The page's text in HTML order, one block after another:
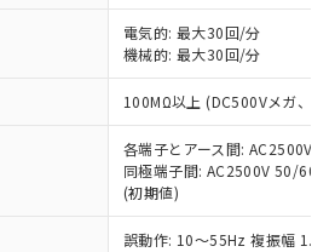
電気的: 最大30回/分
機械的: 最大30回/分
100MΩ以上 (DC500Vメガ、点
各端子とアース間: AC2500V
同極端子間: AC2500V 50/
(初期値)
誤動作: 10～55Hz 複振幅
および標準価格照会結果は、
いる更新日時点での社内デー
き作成されるものであり、閲
時点での実際の在庫および標
は異なる場合があることをご
期状況および標準価格はお客
引先、またはお客様担当のオ
御機器販売店・当社販売員に
ることがあります。
下、 水銀(Hg) 1000ppm以下、 カド
1000ppm以下、ポリ臭化ビフェニル
以下、ポリ臭化ジフェニルエーテル類
下、フタル酸ビス(2-エチルヘキシ
DOP) 1000ppm以下、フタル酸ブチ
） 1000ppm以下、フタル酸ジブチル
以下、フタル酸ジイソブチル
産業用監視および制御機器に対する
。
の基準値 (GB/T26572)：
Hg(水銀) : 1000ppm、 Cd(カドミウ
: 1000ppm、 PBBs(ポリ臭化ビフェ
、 PBDEs(ポリ臭化ジフェニルエーテ
チル) : 1000ppm、 DIBP(フタル酸ジ
、 BBP(フタル酸ブチルベンジ
ス(2-エチルヘキシル)) : 1000ppm
び外国貿易法に定める商品
規制貨物等」という）を輸出
外への提供する場合は、日本
輸出許可(または役務取引許
するなどの必要な手続きを
制貨物を破棄する場合は、完
するなど、違法に輸出されな
要な手段を講じます。
社製品を、核兵器、ミサイ
数以上の在庫あり
数には満たないが在庫あり